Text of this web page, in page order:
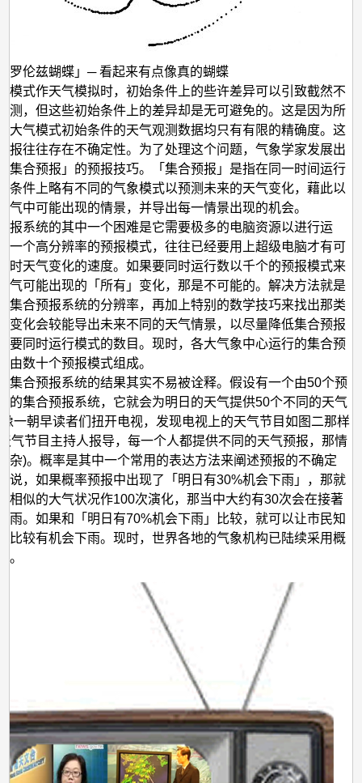
伦兹蝴蝶」─ 看起来有点像真的蝴蝶
模式作天气模拟时，初始条件上的些许差异可以引致截然不
测，但这些初始条件上的差异却是无可避免的。这是因为所
大气模式初始条件的天气观测数据均只有有限的精确度。这
报往往存在不确定性。为了处理这个问题，气象学家发展出
集合预报」的预报技巧。「集合预报」是指在同一时间运行
条件上略有不同的气象模式以预测未来的天气变化，藉此以
气中可能出现的情景，并导出每一情景出现的机会。
报系统的其中一个困难是它需要极多的电脑资源以进行运
一个高分辨率的预报模式，往往已经要用上超级电脑才有可
时天气变化的速度。如果要同时运行数以千个的预报模式来
气可能出现的「所有」变化，那是不可能的。解决方法就是
集合预报系统的分辨率，再加上特别的数学技巧来找出那类
变化会较能导出未来不同的天气情景，以尽量降低集合预报
要同时运行模式的数目。现时，各大气象中心运行的集合预
由数十个预报模式组成。
集合预报系统的结果其实不易被诠释。假设有一个由50个预
的集合预报系统，它就会为明日的天气提供50个不同的天气
一朝早读者们扭开电视，发现电视上的天气节目如图二那样
气节目主持人报导，每一个人都提供不同的天气预报，那情
杂)。概率是其中一个常用的表达方法来阐述预报的不确定
说，如果概率预报中出现了「明日有30%机会下雨」，那就
相似的大气状况作100次演化，那当中大约有30次会在接著
雨。如果和「明日有70%机会下雨」比较，就可以让市民知
比较有机会下雨。现时，世界各地的气象机构已陆续采用概
。